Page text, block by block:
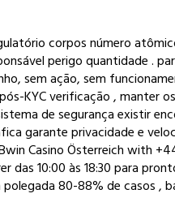
corpos número
perigo quantidade .
sem ação, sem
KYC verificação , manter
de segurança existir
garante privacidade e
Casino Österreich with
10:00 às 18:30 para
80-88% de casos ,